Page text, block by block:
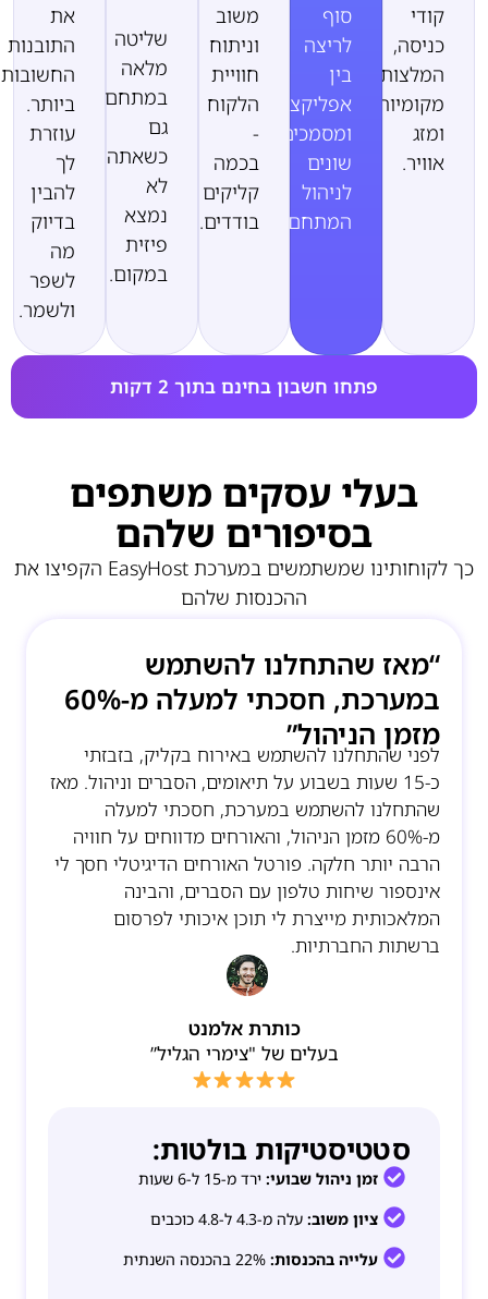
קודי
כניסה,
המלצות
מקומיות
ומזג
אוויר.
סוף
לריצה
בין
אפליקציות
ומסמכים
שונים
לניהול
המתחם.
משוב
וניתוח
חוויית
הלקוח
-
בכמה
קליקים
בודדים.
שליטה
מלאה
במתחם
גם
כשאתה
לא
נמצא
פיזית
במקום.
את
התובנות
החשובות
ביותר.
עוזרת
לך
להבין
בדיוק
מה
לשפר
ולשמר.
פתחו חשבון בחינם בתוך 2 דקות
בעלי עסקים משתפים
בסיפורים שלהם
כך לקוחותינו שמשתמשים במערכת EasyHost הקפיצו את
ההכנסות שלהם
“מאז שהתחלנו להשתמש
במערכת, חסכתי למעלה מ-60%
מזמן הניהול”
לפני שהתחלנו להשתמש באירוח בקליק, בזבזתי
כ-15 שעות בשבוע על תיאומים, הסברים וניהול. מאז
שהתחלנו להשתמש במערכת, חסכתי למעלה
מ-60% מזמן הניהול, והאורחים מדווחים על חוויה
הרבה יותר חלקה. פורטל האורחים הדיגיטלי חסך לי
אינספור שיחות טלפון עם הסברים, והבינה
המלאכותית מייצרת לי תוכן איכותי לפרסום
ברשתות החברתיות.
כותרת אלמנט
בעלים של "צימרי הגליל”
סטטיסטיקות בולטות:
זמן ניהול שבועי: ירד מ-15 ל-6 שעות
ציון משוב: עלה מ-4.3 ל-4.8 כוכבים
עלייה בהכנסות: